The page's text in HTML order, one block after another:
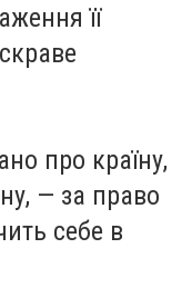
її
про країну,
— за право
себе в